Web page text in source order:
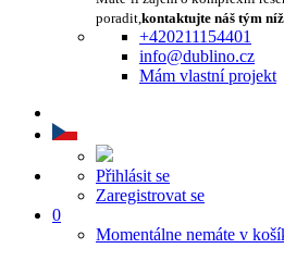
poradit,kontaktujte náš tým
+420211154401
info@dublino.cz
Mám vlastní projekt
Přihlásit se
Zaregistrovat se
0
Momentálne nemáte v